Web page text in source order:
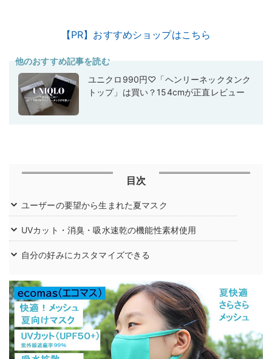
【PR】おすすめショップはこちら
他のおすすめ記事を読む
ユニクロ990円♡「ヘンリーネックタンク
トップ」は買い？154cmが正直レビュー
目次
ユーザーの要望から生まれた夏マスク
UVカット・消臭・吸水速乾の機能性素材使用
自分の好みにカスタマイズできる